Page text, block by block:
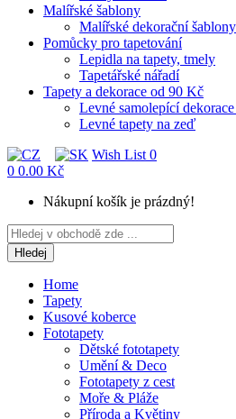
Malířské šablony
Malířské dekorační šablony
Pomůcky pro tapetování
Lepidla na tapety, tmely
Tapetářské nářadí
Tapety a dekorace od 90 Kč
Levné samolepící
Levné tapety na zeď
Wish List 0
0 0.00 Kč
Nákupní košík je prázdný!
Hledej
Home
Tapety
Kusové koberce
Fototapety
Dětské fototapety
Umění & Deco
Fototapety z cest
Moře & Pláže
Příroda a Květiny